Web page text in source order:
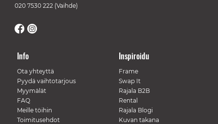
020 7530 222 (Vaihde)
Info
Ota yhteyttä
Pyydä vaihtotarjous
Myymälät
FAQ
Meille töihin
Toimitusehdot
Inspiroidu
Frame
Swap It
Rajala B2B
Rental
Rajala Blogi
Kuvan takana